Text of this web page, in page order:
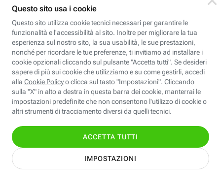
propri affetti, ci si può collegare a
rivenditore di biglietti per concerti, spettacoli
teatrali ed altri eventi. Qui si può generare una
gift card o acquistare i biglietti per specifici
eventi.
ConTrenitalia, invece, si può acquistare la
Carta Regalo, con cui chi riceve il regalo può
acquistare biglietti per viaggi in tutta Italia.